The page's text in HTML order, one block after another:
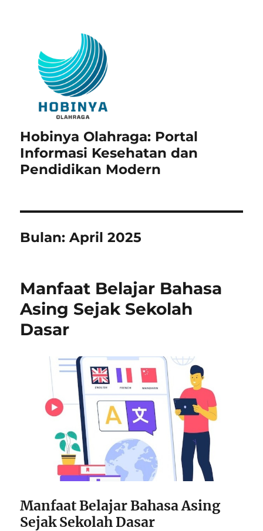
Hobinya Olahraga: Portal
Informasi Kesehatan dan
Pendidikan Modern
Bulan:April 2025
Manfaat Belajar Bahasa
Asing Sejak Sekolah
Dasar
Manfaat Belajar Bahasa Asing
Sejak Sekolah Dasar